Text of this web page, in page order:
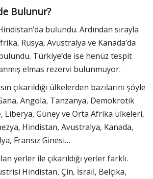
Bulunur?
bulundu. Ardından sırayla
Rusya, Avustralya ve Kanada’da
Türkiye’de ise henüz tespit
elmas rezervi bulunmuyor.
çıkarıldığı ülkelerden bazılarını şöyle
Angola, Tanzanya, Demokrotik
Liberya, Güney ve Orta Afrika ülkeleri,
Hindistan, Avustralya, Kanada,
Fransız Ginesi…
yerler ile çıkarıldığı yerler farklı.
Hindistan, Çin, İsrail, Belçika,